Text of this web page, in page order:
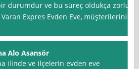
durumdur ve bu süreç oldukça zorlu
Expres Evden Eve, müşterilerinin
Alo Asansör
ilinde ve ilçelerin evden eve